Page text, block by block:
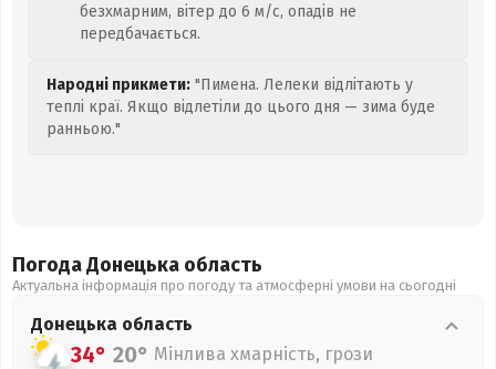
безхмарним, вітер до 6 м/с, опадів не
передбачається.
Народні прикмети: "Пимена. Лелеки відлітають у
теплі краї. Якщо відлетіли до цього дня — зима буде
ранньою."
Погода Донецька область
Актуальна інформація про погоду та атмосферні умови на сьогодні
Донецька область
34° 20° Мінлива хмарність, грози